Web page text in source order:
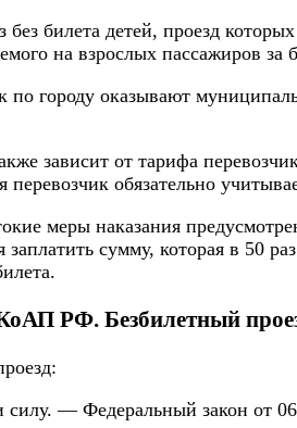
без билета детей, проезд
на взрослых пассажиров за
по городу оказывают
зависит от тарифа
обязательно
меры наказания
заплатить сумму, которая в 50
РФ. Безбилетный
силу. — Федеральный закон от